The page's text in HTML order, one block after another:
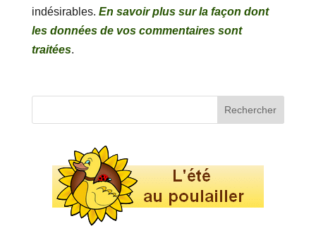
indésirables. En savoir plus sur la façon dont
les données de vos commentaires sont
traitées.